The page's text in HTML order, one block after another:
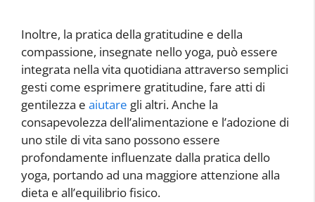
Inoltre, la pratica della gratitudine e della
compassione, insegnate nello yoga, può essere
integrata nella vita quotidiana attraverso semplici
gesti come esprimere gratitudine, fare atti di
gentilezza e aiutare gli altri. Anche la
consapevolezza dell’alimentazione e l’adozione di
uno stile di vita sano possono essere
profondamente influenzate dalla pratica dello
yoga, portando ad una maggiore attenzione alla
dieta e all’equilibrio fisico.